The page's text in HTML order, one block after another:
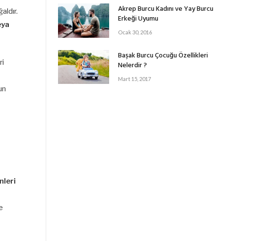
Akrep Burcu Kadını ve Yay Burcu
Erkeği Uyumu
Ocak 30, 2016
Başak Burcu Çocuğu Özellikleri
Nelerdir ?
Mart 15, 2017